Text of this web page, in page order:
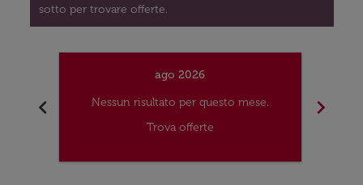
sotto per trovare offerte.
chevron_left
ago 2026
Nessun risultato per questo mese.
Trova offerte
chevron_right